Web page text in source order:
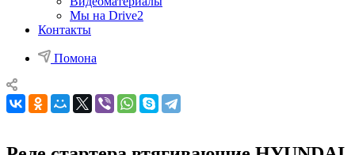
Мы на Drive2
Контакты
Помона